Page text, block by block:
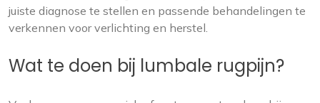
juiste diagnose te stellen en passende behandelingen te
verkennen voor verlichting en herstel.
Wat te doen bij lumbale rugpijn?